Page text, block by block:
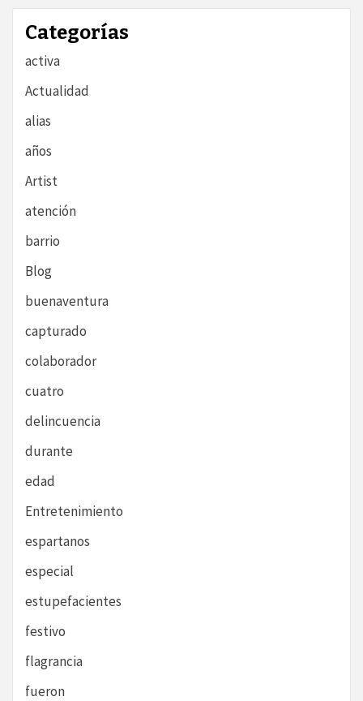
Categorías
activa
Actualidad
alias
años
Artist
atención
barrio
Blog
buenaventura
capturado
colaborador
cuatro
delincuencia
durante
edad
Entretenimiento
espartanos
especial
estupefacientes
festivo
flagrancia
fueron